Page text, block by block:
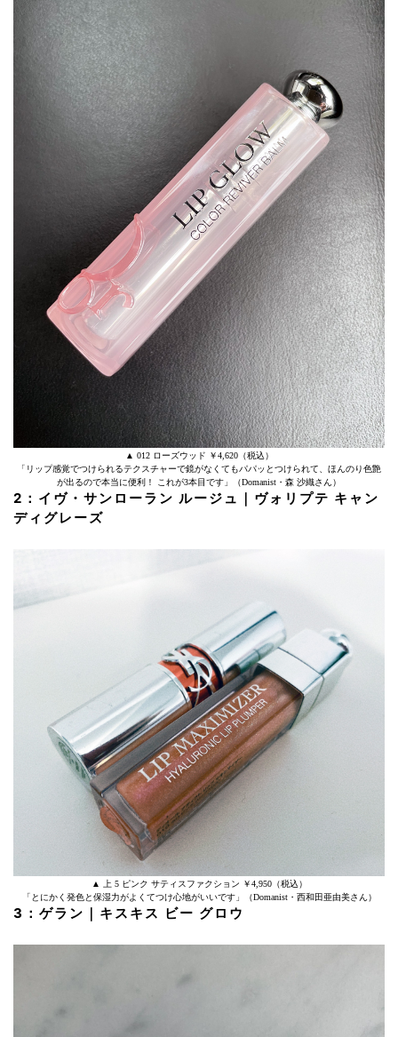
▲ 012 ローズウッド ￥4,620（税込）
「リップ感覚でつけられるテクスチャーで鏡がなくてもパパッとつけられて、ほんのり色艶
が出るので本当に便利！ これが3本目です」（Domanist・森 沙織さん）
2：イヴ・サンローラン ルージュ｜ヴォリプテ キャン
ディグレーズ
▲ 上 5 ピンク サティスファクション ￥4,950（税込）
「とにかく発色と保湿力がよくてつけ心地がいいです」（Domanist・西和田亜由美さん）
3：ゲラン｜キスキス ビー グロウ